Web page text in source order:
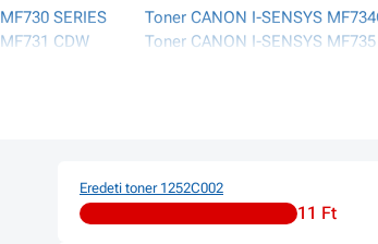
SERIES
CDW
Toner CANON I-SENSYS
Toner CANON I-SENSYS
Eredeti toner 1252C002
11 Ft